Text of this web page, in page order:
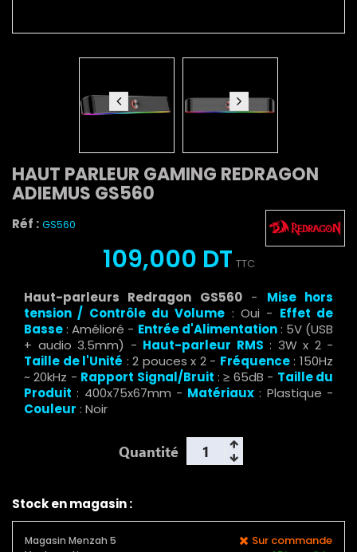
HAUT PARLEUR GAMING REDRAGON
ADIEMUS GS560
Réf : GS560
109,000 DT TTC
Haut-parleurs Redragon GS560- Mise hors
tension / Contrôle du Volume : Oui - Effet de
Basse: Amélioré - Entrée d'Alimentation: 5V (USB
+ audio 3.5mm) - Haut-parleur RMS : 3W x 2 -
Taille de l'Unité : 2 pouces x 2 - Fréquence: 150Hz
~ 20kHz - Rapport Signal/Bruit : ≥ 65dB - Taille du
Produit : 400x75x67mm - Matériaux : Plastique -
Couleur : Noir
Quantité
Stock en magasin :
Magasin Menzah 5 Sur commande